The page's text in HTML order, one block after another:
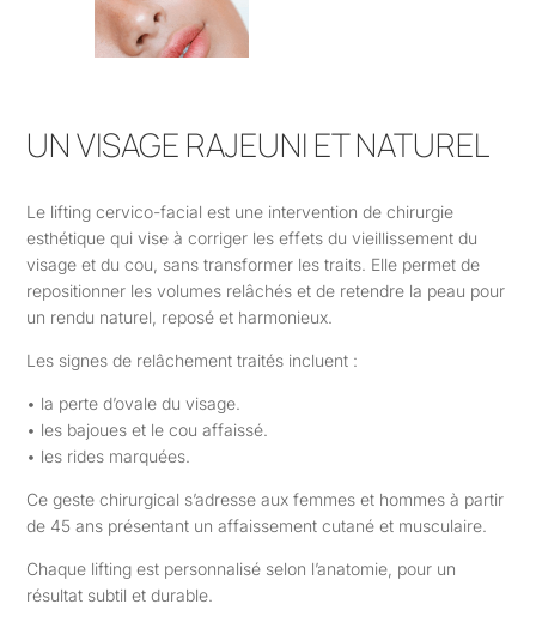
UN VISAGE RAJEUNI ET NATUREL
Le lifting cervico-facial est une intervention de chirurgie
esthétique qui vise à corriger les effets du vieillissement du
visage et du cou, sans transformer les traits. Elle permet de
repositionner les volumes relâchés et de retendre la peau pour
un rendu naturel, reposé et harmonieux.
Les signes de relâchement traités incluent :
• la perte d’ovale du visage.
• les bajoues et le cou affaissé.
• les rides marquées.
Ce geste chirurgical s’adresse aux femmes et hommes à partir
de 45 ans présentant un affaissement cutané et musculaire.
Chaque lifting est personnalisé selon l’anatomie, pour un
résultat subtil et durable.